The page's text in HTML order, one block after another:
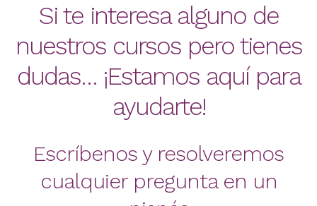
Si te interesa alguno de
nuestros cursos pero tienes
dudas… ¡Estamos aquí para
ayudarte!
Escríbenos y resolveremos
cualquier pregunta en un